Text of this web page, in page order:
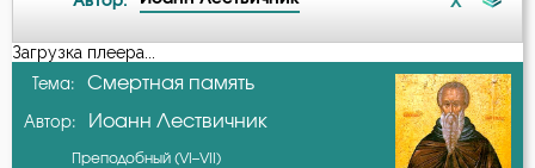
Ангел
Беда
А-я
Авва Исайя (Скитский)
Загрузка плеера...
Тема: Смертная память
Автор: Иоанн Лествичник
Преподобный (VI–VII)